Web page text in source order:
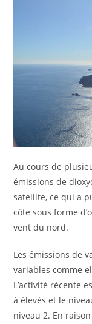
Au cours de
émissions de
satellite, ce qui a
côte sous forme
vent du nord.
Les émissions de
variables comme
L’activité récente
à élevés et le
niveau 2. En